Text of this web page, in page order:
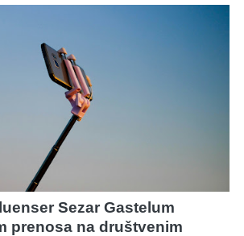
Sezar Gastelum
prenosa na društvenim